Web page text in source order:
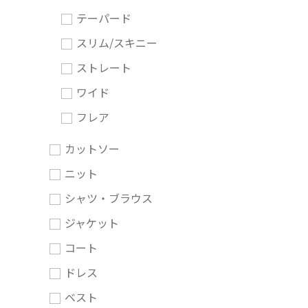
テーパード
スリム/スキニー
ストレート
ワイド
フレア
カットソー
ニット
シャツ・ブラウス
ジャケット
コート
ドレス
ベスト